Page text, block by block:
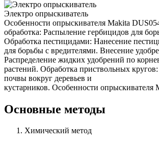
Электро опрыскиватель
Особенности опрыскивателя Makita
обработка: Распыление гербицидов для
Обработка пестицидами: Нанесение
для борьбы с вредителями. Внесение
Распределение жидких удобрений по
растений. Обработка приствольных
почвы вокруг деревьев и
кустарников. Особенности опрыскивателя
Основные методы
Химический метод